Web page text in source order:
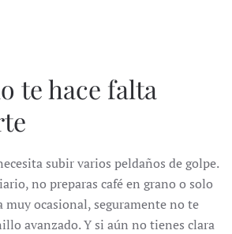
te hace falta
subir varios peldaños de golpe.
no preparas café en grano o solo
muy ocasional, seguramente no te
avanzado. Y si aún no tienes clara